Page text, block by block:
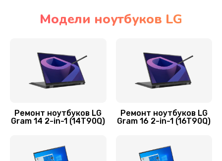
Замена видеочипа
Заказать
Замена материнской платы
Модели ноутбуков LG
Ремонт ноутбуков LG
Gram 14 2-in-1 (14T90Q)
Ремонт ноутбуков LG
Gram 16 2-in-1 (16T90Q)